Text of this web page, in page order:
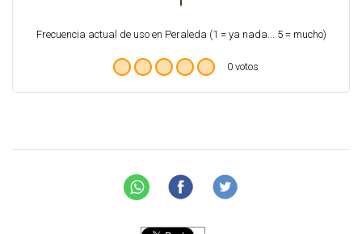
Frecuencia actual de uso en Peraleda (1 = ya nada... 5 = mucho)
0 votos